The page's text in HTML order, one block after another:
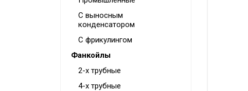
С выносным
конденсатором
С фрикулингом
Фанкойлы
2-х трубные
4-х трубные